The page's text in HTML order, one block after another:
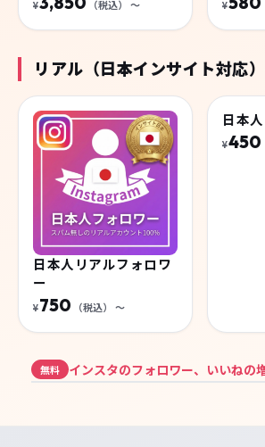
¥ （税込） 〜 ¥
リアル（日本インサイト対応
日本人リアルフォロワ
ー
¥750 （税込） 〜
無料 インスタのフォロワー、いいねの